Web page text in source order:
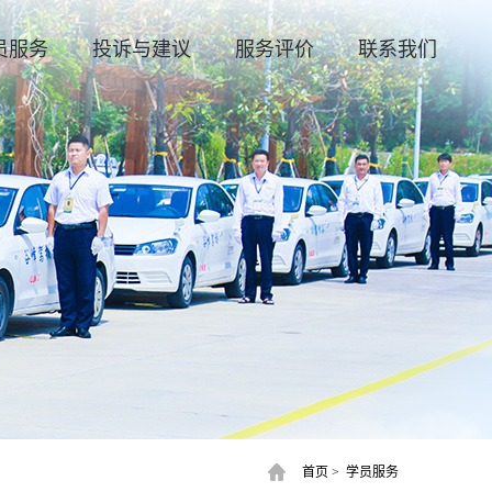
服务 投诉与建议 服务评价 联系我们
首页 > 学员服务